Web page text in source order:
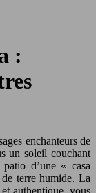
:
enchanteurs de
un soleil couchant
d’une « casa
terre humide. La
authentique, vous